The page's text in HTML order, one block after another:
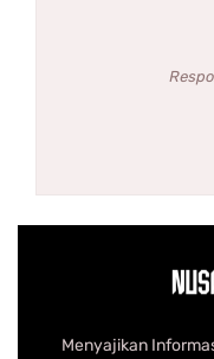
Menyajikan